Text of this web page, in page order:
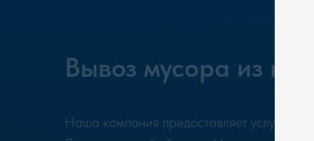
Вывоз мусора из
Наша компания предоставляет услуги по